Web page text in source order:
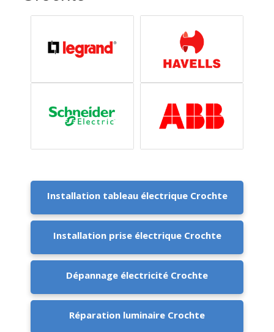
Installation tableau électrique Crochte
Installation prise électrique Crochte
Dépannage électricité Crochte
Réparation luminaire Crochte